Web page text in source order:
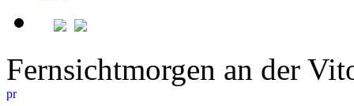
Fernsichtmorgen an der